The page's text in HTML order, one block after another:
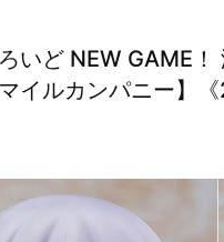
いど NEW GAME！
イルカンパニー】